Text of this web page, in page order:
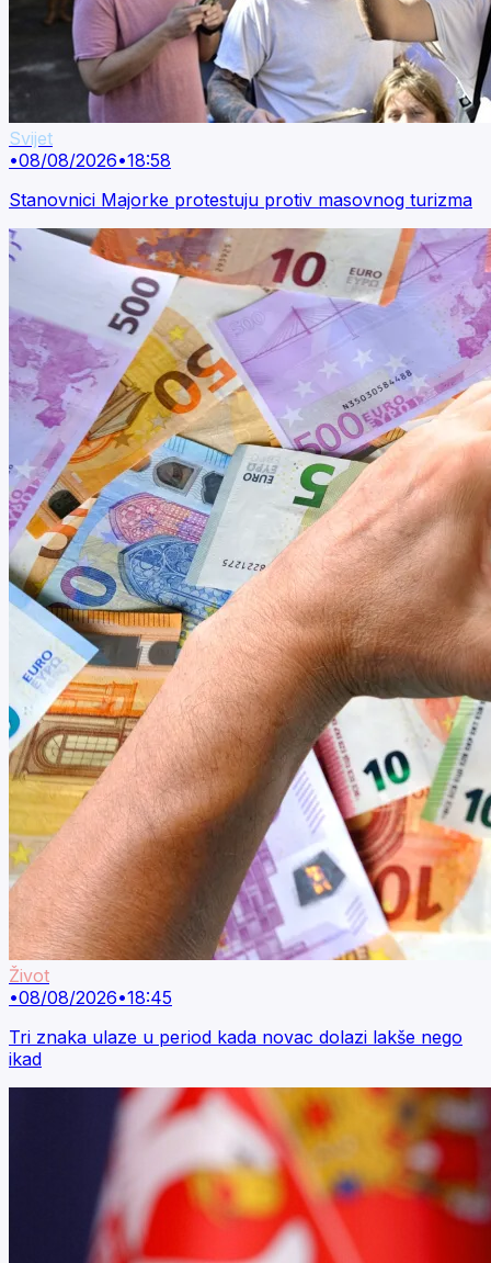
Svijet
•08/08/2026•18:58
Stanovnici Majorke protestuju protiv masovnog turizma
Život
•08/08/2026•18:45
Tri znaka ulaze u period kada novac dolazi lakše nego
ikad